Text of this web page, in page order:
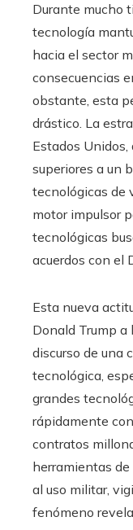
Durante mucho
tecnología
hacia el sector
consecuencias
obstante, esta
drástico. La
Estados
superiores a un
tecnológicas de
motor impulsor
tecnológicas
acuerdos con el
Esta nueva
Donald Trump a
discurso de una
tecnológica,
grandes
rápidamente
contratos
herramientas
al uso militar,
fenómeno